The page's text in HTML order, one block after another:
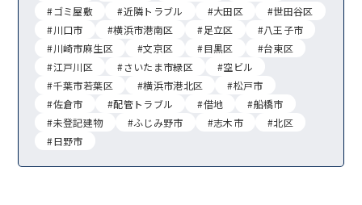
#ゴミ屋敷
#近隣トラブル #大田区
#世田谷区
#川口市
#横浜市港南区 #足立区
#八王子市
#川崎市麻生区
#文京区 #目黒区
#台東区
#江戸川区
#さいたま市緑区
#空ビル
#千葉市若葉区
#横浜市港北区
#松戸市
#佐倉市
#配管トラブル #借地
#船橋市
#未登記建物
#ふじみ野市 #志木市
#北区
#日野市